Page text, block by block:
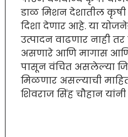
डाळ मिशन देशातील कृषी
दिशा देणार आहे. या
उत्पादन वाढणार नाही
असणारे आणि मागास
पासून वंचित असलेल्या
मिळणार असल्याची
शिवराज सिंह चौहान